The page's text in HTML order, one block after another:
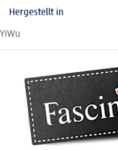
Hergestellt in
YiWu